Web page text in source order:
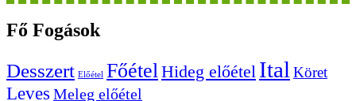
Fő Fogások
Desszert Előétel Főétel Hideg előétel Ital Köret
Leves Meleg előétel